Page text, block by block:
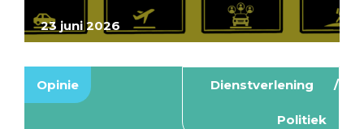
23 juni 2026
Opinie Dienstverlening
Politiek